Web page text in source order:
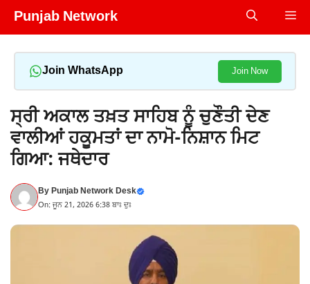
Skip
Punjab Network
Join WhatsApp Join Now
ਸ੍ਰੀ ਅਕਾਲ ਤਖ਼ਤ ਸਾਹਿਬ ਨੂੰ ਚੁਣੌਤੀ ਦੇਣ
ਵਾਲੀਆਂ ਹਕੂਮਤਾਂ ਦਾ ਨਾਮੋ-ਨਿਸ਼ਾਨ ਮਿਟ
ਗਿਆ: ਜਥੇਦਾਰ
ByPunjab Network Desk
On: ਜੂਨ 21, 2026 6:38 ਬਾਃ ਦੁਃ